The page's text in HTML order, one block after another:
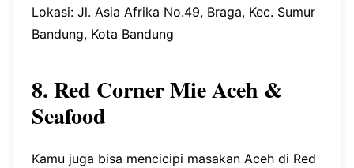
Lokasi: Jl. Asia Afrika No.49, Braga, Kec. Sumur
Bandung, Kota Bandung
8. Red Corner Mie Aceh &
Seafood
Kamu juga bisa mencicipi masakan Aceh di Red